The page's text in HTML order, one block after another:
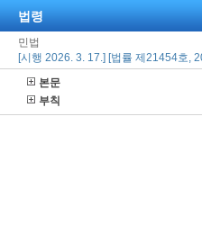
법령
민법
[시행 2026. 3. 17.] [법률 제21454호,
본문
부칙